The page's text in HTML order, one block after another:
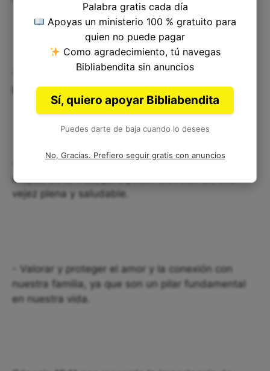
- Aprender de las experiencias y sabiduría de las
personas mayores en nuestra vida.
- Cuidar nuestra salud y bienestar en todas las
etapas de la vida, para poder disfrutar de una
vejez plena y saludable.
- Valorar y proteger el amor y la conexión con
nuestra familia, ya que son un pilar fundamental
en nuestra vida.
Palabra gratis cada día
Apoyas un ministerio 100 % gratuito para
quien no puede pagar
Como agradecimiento, tú navegas
Bibliabendita sin anuncios
Sí, quiero apoyar Bibliabendita
Puedes darte de baja cuando lo desees
No, Gracias. Prefiero seguir gratis con anuncios